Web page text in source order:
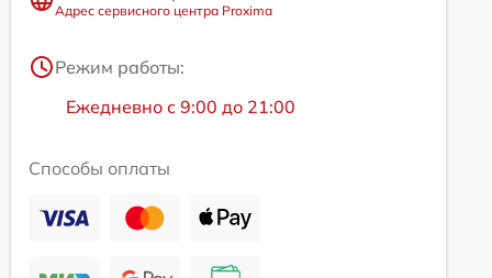
Адрес сервисного центра Proxima
Режим работы:
Ежедневно с 9:00 до 21:00
Способы оплаты